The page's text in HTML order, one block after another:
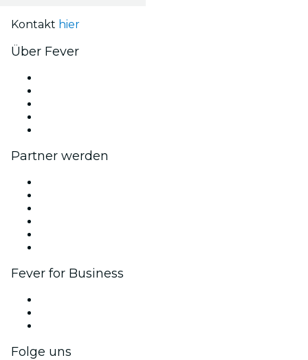
Kontakt hier
Über Fever
Partner werden
Fever for Business
Folge uns